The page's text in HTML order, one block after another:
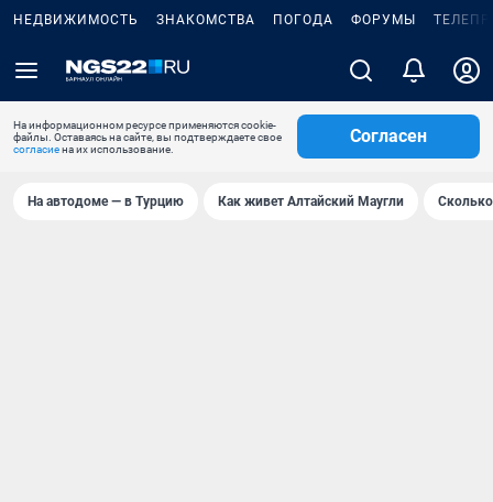
НЕДВИЖИМОСТЬ ЗНАКОМСТВА ПОГОДА ФОРУМЫ
На информационном ресурсе применяются cookie-
файлы. Оставаясь на сайте, вы подтверждаете свое
согласиена их использование.
Согласен
На автодоме — в Турцию Как живет Алтайский Маугли